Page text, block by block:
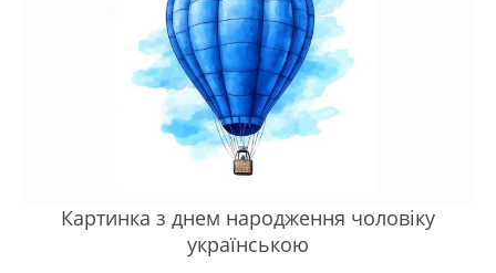
Картинка з днем народження чоловіку
українською